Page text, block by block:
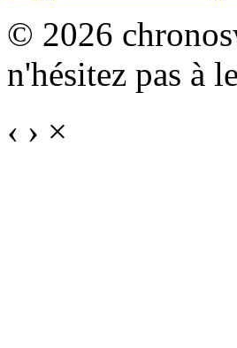
© 2026
n'hésitez pas à
‹ › ×